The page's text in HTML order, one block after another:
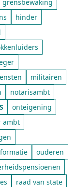
grensbewaking
hinder
militairen
notarisambt
onteigening
ambt
ouderen
raad van state